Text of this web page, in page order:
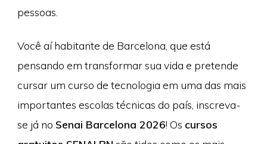
pessoas.
Você aí habitante de Barcelona, que está
pensando em transformar sua vida e pretende
cursar um curso de tecnologia em uma das mais
importantes escolas técnicas do país, inscreva-
se já no Senai Barcelona 2026! Os cursos